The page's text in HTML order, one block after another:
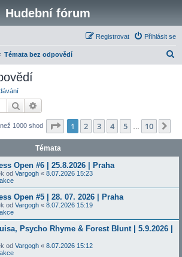
Hudební fórum
Přihlásit se
Registrovat
Témata bez odpovědí
Hledat
1000 shod Stránka z 10
1 2 3 4 5 10
Témata
Open #6 | 25.8.2026 | Praha
od Vargogh « 8.07.2026 15:23
Open #5 | 28. 07. 2026 | Praha
od Vargogh « 8.07.2026 15:19
Psycho Rhyme & Forest Blunt | 5.9.2026 |
od Vargogh « 8.07.2026 15:12